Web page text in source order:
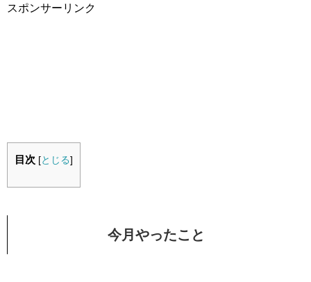
スポンサーリンク
目次 [とじる]
今月やったこと